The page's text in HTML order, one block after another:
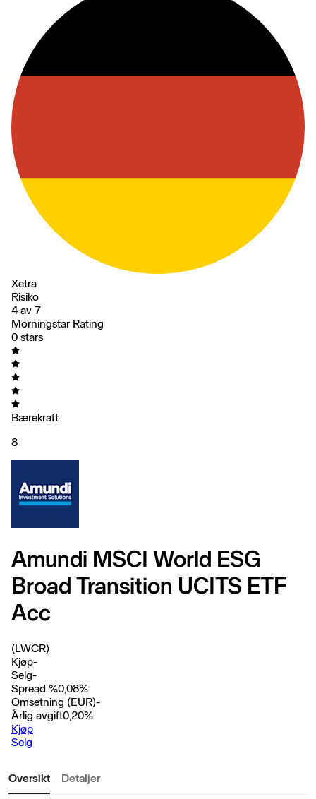
Xetra
Risiko
4 av 7
Morningstar Rating
0 stars
Bærekraft
8
Amundi MSCI World ESG
Broad Transition UCITS ETF
Acc
(LWCR)
Kjøp-
Selg-
Spread %0,08%
Omsetning (EUR)-
Årlig avgift0,20%
Kjøp
Selg
Oversikt Detaljer